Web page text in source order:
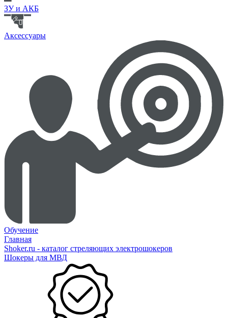
ЗУ и АКБ
Аксессуары
Обучение
Главная
Shoker.ru - каталог стреляющих электрошокеров
Шокеры для МВД